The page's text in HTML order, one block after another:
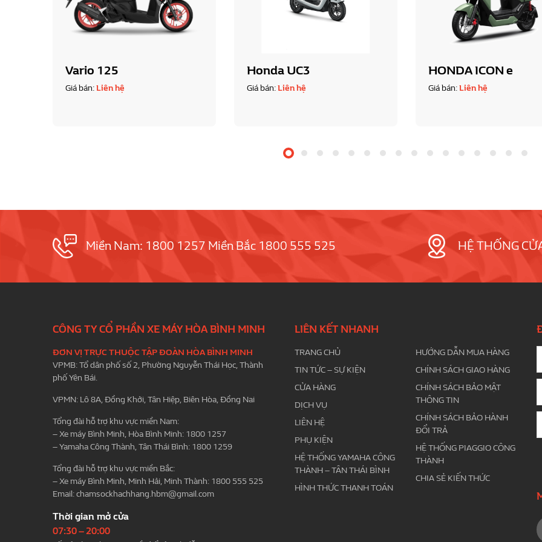
Vario 125
Giá bán:Liên hệ
Honda UC3
Giá bán:Liên hệ
HONDA ICON e
Giá bán:Liên hệ
Miền Nam: 1800 1257 Miền Bắc 1800 555 525 HỆ THỐNG
CÔNG TY CỔ PHẦN XE MÁY HÒA BÌNH MINH
ĐƠN VỊ TRỰC THUỘC TẬP ĐOÀN HÒA BÌNH MINH
VPMB: Tổ dân phố số 2, Phường Nguyễn Thái Học, Thành
phố Yên Bái.
VPMN: Lô 8A, Đồng Khởi, Tân Hiệp, Biên Hòa, Đồng Nai
Tổng đài hỗ trợ khu vực miền Nam:
– Xe máy Bình Minh, Hòa Bình Minh: 1800 1257
– Yamaha Công Thành, Tân Thái Bình: 1800 1259
Tổng đài hỗ trợ khu vực miền Bắc:
– Xe máy Bình Minh, Minh Hải, Minh Thành: 1800 555 525
Email:chamsockhachhang.hbm@gmail.com
Thời gian mở cửa
07:30 – 20:00
LIÊN KẾT NHANH
TRANG CHỦ
TIN TỨC – SỰ KIỆN
CỬA HÀNG
DỊCH VỤ
LIÊN HỆ
PHỤ KIỆN
HỆ THỐNG YAMAHA CÔNG
THÀNH – TÂN THÁI BÌNH
HÌNH THỨC THANH TOÁN
HƯỚNG DẪN MUA HÀNG
CHÍNH SÁCH GIAO HÀNG
CHÍNH SÁCH BẢO MẬT
THÔNG TIN
CHÍNH SÁCH BẢO HÀNH
ĐỔI TRẢ
HỆ THỐNG PIAGGIO CÔNG
THÀNH
CHIA SẺ KIẾN THỨC